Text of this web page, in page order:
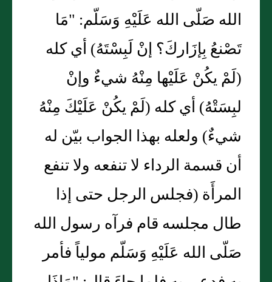
الله صَلّى الله عَلَيْهِ وَسَلّم: "مَا
تَصْنعُ بِإزَاركَ؟ إنْ لَبِسْتَهُ) أي كله
(لَمْ يكُنْ عَلَيْها مِنْهُ شيءٌ وإنْ
لبِسَتْهُ) أي كله (لَمْ يكُنْ عَلَيْكَ مِنْهُ
شيءٌ) ولعله بهذا الجواب بيّن له
أن قسمة الرداء لا تنفعه ولا تنفع
المرأَة (فجلس الرجل حتى إذا
طال مجلسه قام فرآه رسول الله
صَلّى الله عَلَيْهِ وَسَلّم مولياً فأمر